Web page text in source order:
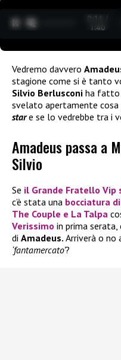
0:15 /
1:40
Vedremo davvero
stagione come si è tanto
Silvio Berlusconi ha fatto
svelato apertamente
stare se lo vedrebbe tra i
Amadeus passa a
Silvio
Se il Grande Fratello Vip
c’è stata una bocciatura di
The Couple e La Talpa
Verissimo in prima serata,
di Amadeus. Arriverà o no
‘fantamercato’?